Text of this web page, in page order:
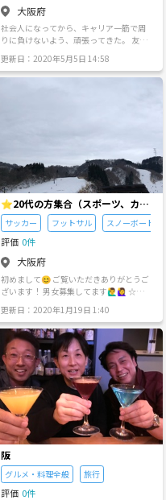
大阪府
社会人になってから、キャリア一筋で周
りに負けないよう、頑張ってきた。 友達
結婚して仕事辞めたい」という普通のOL
さんが殆どで 仕事の話ってなると話がイ
仕事も家庭も充実させて、もっともっと
バリバリ働いて昇進だってしまくりた
い！！！ そんな女性と仲良くなれないか
なー… と思っており、それなら 「自分で
そんな場を作ってしまおう！」と思って
企画したのが 同じような目標、悩みを持
った人達で集まっての ちょっとハイステ
ータスな独身女子会です。 ホテルのアフ
タヌーンティーでお茶したり、ランチし
たり。 タワマンでデパ地下のデリを持ち
寄ってホームパーティーしたり。 女子だ
けでちょっと贅沢、してみませんか？ 下
記のような方だとぴったりなのではない
かと思っています。 ・仕事が大好き ・
「自分へのご褒美」は欠かせません！ ・
負けず嫌い ・インスタ映えするものが好
き ・結婚しても、働き続けて出世した
い！ ・人と喋るのが好き 幹事である私は
27歳独身、大阪市住みです。 外資系企業
で課長代理を務めており、キャリア相談
や女性の働き方についての相談をよく 受
けているので、その点でももし悩んでい
る方がおられればお力になれるのではな
いかと思います♪ 現在はコロナで外に出
れない状態なので、ある程度メンバーが
集まれば、まずは5月中頃にzoomで 女子
会したいなーと思っています。 お気軽に
お問い合わせ下さい☆
更新日：2020年5月5日 14:58
⭐️20代の方集合（スポーツ、カフ
ェ巡り、ご飯）
サッカー フットサル スノーボード
評価 0件
大阪府
初めまして😊 ご覧いただきありがとうご
ざいます！ 男女募集してます🙋‍♂️🙋‍♀️ ☆ス
（その他希望あれば開催します） ★アウ
トドア ご飯、カフェ巡り、居酒屋など ・
最近上京してきて、友達を増やしたい！
・職場以外の友達をつくりたい！ ・なか
なか行動にうつせない！ ・人見知り！ ・
楽しいことが好き！ ・20代社会人（学
生） 【活動日】 ・土日（要望等あれば言
ってください） 【参加費】 ・500〜1000
円 （変動ある場合お伝えします） 【注意
事項】 ⚠︎スポーツでは怪我のないよう気
をつけてください！ ⚠︎マナー守れる方！
簡単なプロフィールメッセージを参加さ
れる場合記載していただけると幸いで
す！ たくさんのご応募お待ちしてます🙇‍♂️
🙇‍♂️
更新日：2020年1月19日 1:40
阪
グルメ・料理全般 旅行
評価 0件